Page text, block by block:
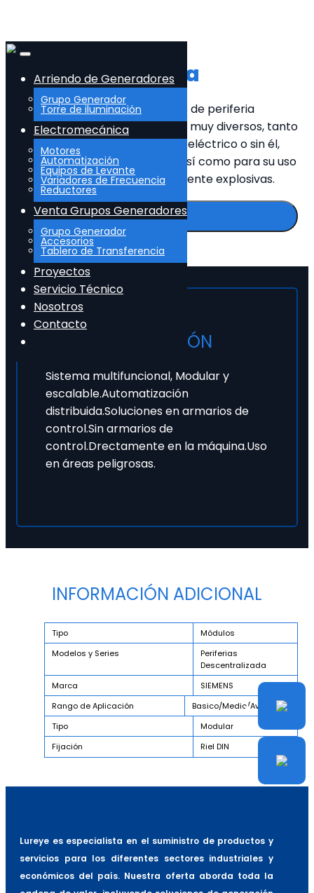
Arriendo de Generadores
Grupo Generador
Torre de iluminación
Electromecánica
Motores
Automatización
Equipos de Levante
Variadores de Frecuencia
Reductores
Venta Grupos Generadores
Grupo Generador
Accesorios
Tablero de Transferencia
Proyectos
Servicio Técnico
Nosotros
Contacto
Periferia
Descentralizada
Lureye ofrece sistemas de periferia
descentralizada (E/S remotas) muy diversos, tanto
para soluciones en armario eléctrico o sin él,
directamente en la máquina, así como para su uso
en atmósferas potencialmente explosivas.
Cotizar
Volver al catálogo
DESCRIPCIÓN
Sistema multifuncional, Modular y
escalable.Automatización
distribuida.Soluciones en armarios de
control.Sin armarios de
control.Drectamente en la máquina.Uso
en áreas peligrosas.
INFORMACIÓN ADICIONAL
Tipo
Módulos
Modelos y Series
Periferias
Descentralizada
Marca
SIEMENS
Rango de Aplicación
Basico/Medio/Avanzado
Tipo
Modular
Fijación
Riel DIN
Lureye es especialista en el suministro de productos y
servicios para los diferentes sectores industriales y
económicos del país. Nuestra oferta aborda toda la